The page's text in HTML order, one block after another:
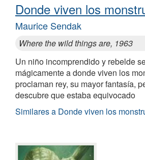
Donde viven los
Maurice Sendak
Where the wild things are, 1963
Un niño incomprendido y rebelde
mágicamente a donde viven los
proclaman rey, su mayor fantasía,
descubre que estaba equivocado
Similares a Donde viven los